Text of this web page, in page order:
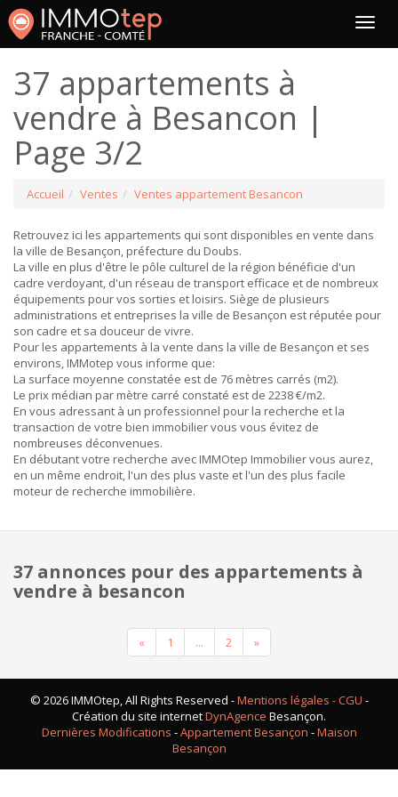
37 appartements à
vendre à Besancon |
Page 3/2
Accueil Ventes Ventes appartement Besancon
Retrouvez ici les appartements qui sont disponibles en vente dans
la ville de Besançon, préfecture du Doubs.
La ville en plus d'être le pôle culturel de la région bénéficie d'un
cadre verdoyant, d'un réseau de transport efficace et de nombreux
équipements pour vos sorties et loisirs. Siège de plusieurs
administrations et entreprises la ville de Besançon est réputée pour
son cadre et sa douceur de vivre.
Pour les appartements à la vente dans la ville de Besançon et ses
environs, IMMotep vous informe que:
La surface moyenne constatée est de 76 mètres carrés (m2).
Le prix médian par mètre carré constaté est de 2238 €/m2.
En vous adressant à un professionnel pour la recherche et la
transaction de votre bien immobilier vous vous évitez de
nombreuses déconvenues.
En débutant votre recherche avec IMMOtep Immobilier vous aurez,
en un même endroit, l'un des plus vaste et l'un des plus facile
moteur de recherche immobilière.
37 annonces pour des appartements à
vendre à besancon
«Previous
1 ... 2 »Next
© 2026 IMMOtep, All Rights Reserved -Mentions légales - CGU -
Création du site internetDynAgence Besançon.
Dernières Modifications -Appartement Besançon -Maison
Besançon